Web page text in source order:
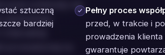
poza schematy lub
prowadzonej na
sztuczną
bardziej
Pełny proces
przed, w trakcie i
prowadzenia klienta
gwarantuje